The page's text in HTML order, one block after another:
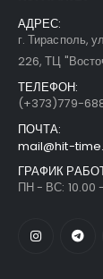
АДРЕС:
г. Тирасполь,
226, ТЦ
ТЕЛЕФОН:
(+373)779-
ПОЧТА:
mail@hit-
ГРАФИК
ПН - ВС: 10.00